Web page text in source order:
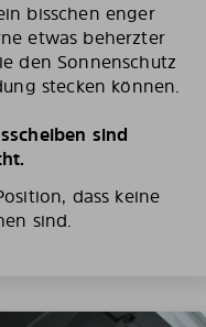
bisschen enger
etwas beherzter
den Sonnenschutz
stecken können.
sind
dass keine
sind.